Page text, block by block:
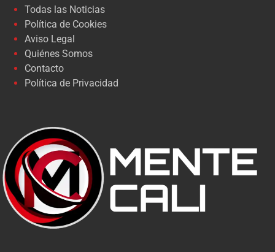
Todas las Noticias
Política de Cookies
Aviso Legal
Quiénes Somos
Contacto
Política de Privacidad